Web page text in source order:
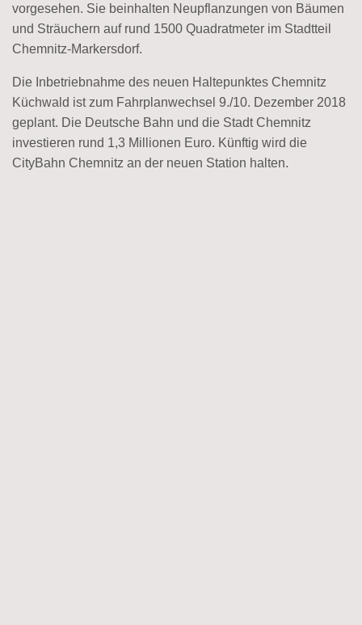
vorgesehen. Sie beinhalten Neupflanzungen von Bäumen
und Sträuchern auf rund 1500 Quadratmeter im Stadtteil
Chemnitz-Markersdorf.
Die Inbetriebnahme des neuen Haltepunktes Chemnitz
Küchwald ist zum Fahrplanwechsel 9./10. Dezember 2018
geplant. Die Deutsche Bahn und die Stadt Chemnitz
investieren rund 1,3 Millionen Euro. Künftig wird die
CityBahn Chemnitz an der neuen Station halten.